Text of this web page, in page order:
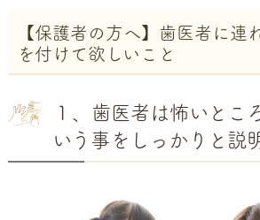
【保護者の方へ】歯医者に連
を付けて欲しいこと
１、歯医者は怖いとこ
いう事をしっかりと説